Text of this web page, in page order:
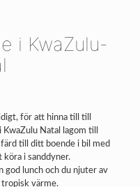
i KwaZulu-
för att hinna till till
Natal lagom till
till ditt boende i bil med
i sanddyner.
god lunch och du njuter av
värme.